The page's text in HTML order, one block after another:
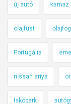
új autó kamaz
olajfüst
Portugália
nissan ariya
lakópark